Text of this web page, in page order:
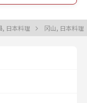
, 日本料理 冈山, 日本料理